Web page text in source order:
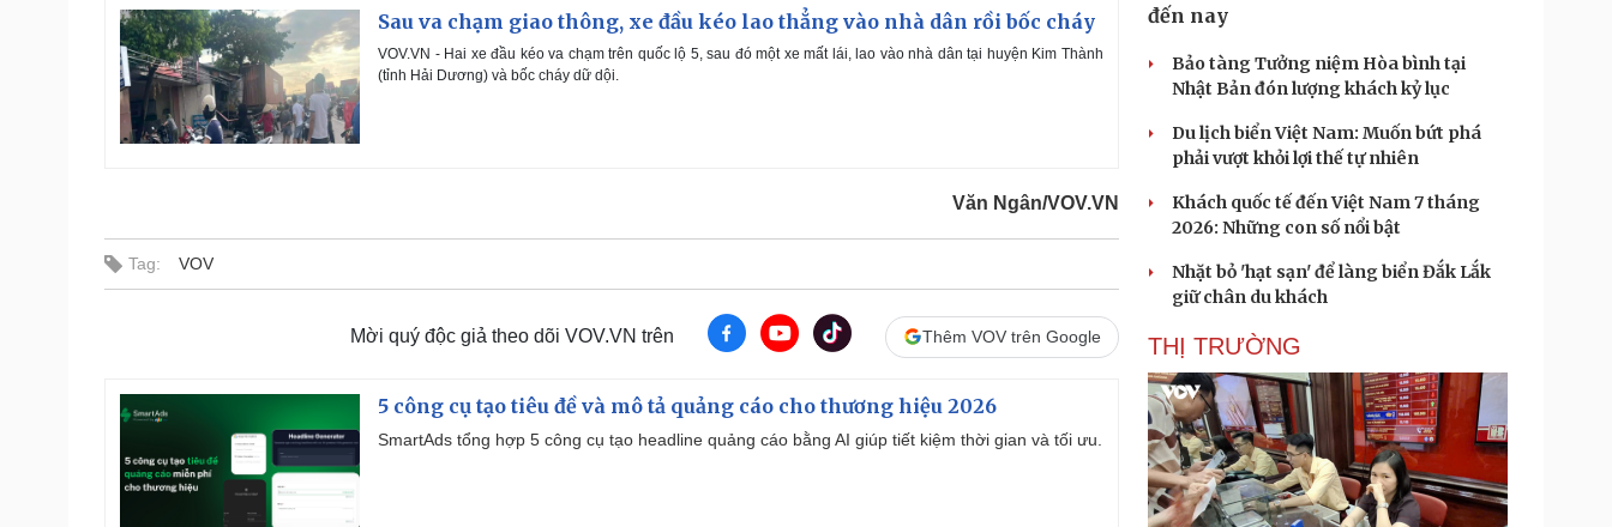
Sau va chạm giao thông, xe đầu kéo lao thẳng vào nhà dân rồi bốc cháy
VOV.VN - Hai xe đầu kéo va chạm trên quốc lộ 5, sau đó một xe mất lái, lao vào nhà dân tại huyện Kim Thành
(tỉnh Hải Dương) và bốc cháy dữ dội.
Văn Ngân/VOV.VN
Tag: VOV
Mời quý độc giả theo dõi VOV.VN trên Thêm VOV trên Google
5 công cụ tạo tiêu đề và mô tả quảng cáo cho thương hiệu 2026
SmartAds tổng hợp 5 công cụ tạo headline quảng cáo bằng AI giúp tiết kiệm thời gian và tối ưu.
đến nay
Bảo tàng Tưởng niệm Hòa bình tại
Nhật Bản đón lượng khách kỷ lục
Du lịch biển Việt Nam: Muốn bứt phá
phải vượt khỏi lợi thế tự nhiên
Khách quốc tế đến Việt Nam 7 tháng
2026: Những con số nổi bật
Nhặt bỏ 'hạt sạn' để làng biển Đắk Lắk
giữ chân du khách
THỊ TRƯỜNG